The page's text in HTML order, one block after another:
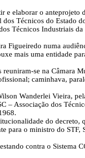
elaborar o
Técnicos do Estado
Técnicos Industriais
Figueiredo numa
mais uma entidade
se na Câmara
caminhava,
Wanderlei Vieira,
– Associação dos
do
o ministro do STF,
contra o